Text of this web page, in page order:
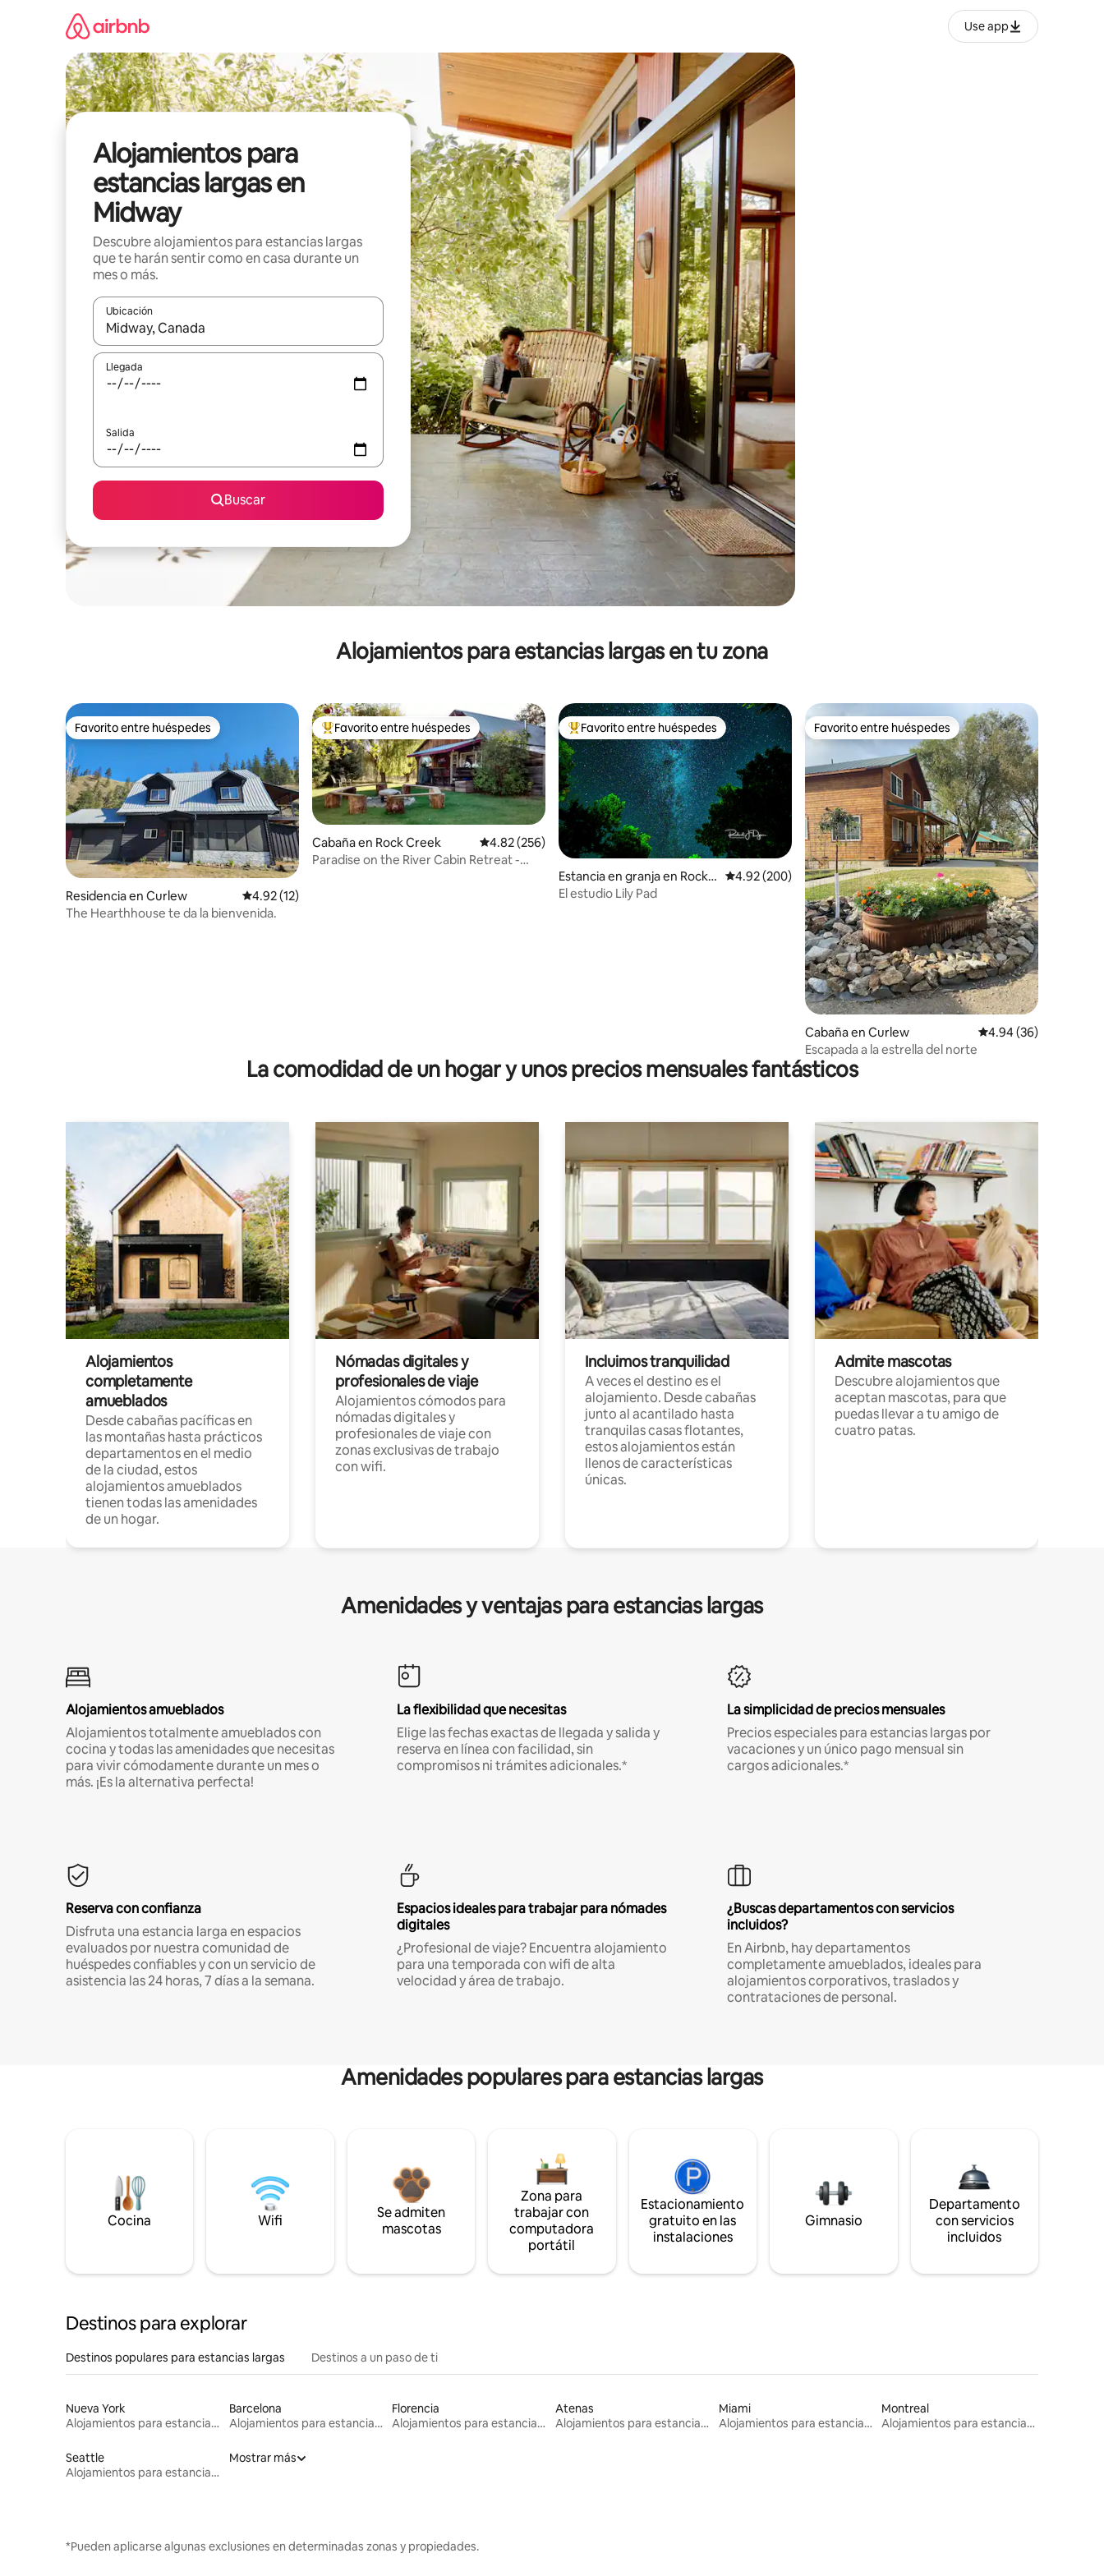
Use app
Alojamientos para
estancias largas en
Midway
Descubre alojamientos para estancias largas
que te harán sentir como en casa durante un
mes o más.
Ubicación
Cuando los resultados estén disponibles, podrás navegar usando las teclas de las flechas hacia arriba y hacia abajo, o bien tocando y deslizando la pantalla.
Llegada
Salida
Buscar
Alojamientos para estancias largas en tu zona
Favorito entre huéspedes
Favorito entre huéspedes
Residencia en Curlew Calificación promedio: 4.92 de 5; 12 evaluaciones
4.92 (12)
The Hearthhouse te da la bienvenida.
De los mejores en Favorito entre huéspedes
Favorito entre huéspedes
Cabaña en Rock Creek Calificación promedio: 4.82 de 5; 256 evaluaciones
4.82 (256)
Paradise on the River Cabin Retreat -
De los mejores en Favorito entre huéspedes
Favorito entre huéspedes
Estancia en granja en Rock
Creek
Calificación promedio: 4.92 de 5; 200 evaluaciones
4.92 (200)
El estudio Lily Pad
Favorito entre huéspedes
Favorito entre huéspedes
Cabaña en Curlew Calificación
4.94 (36)
Escapada a la estrella del norte
La comodidad de un hogar y unos precios mensuales fantásticos
Alojamientos
completamente
amueblados
Desde cabañas pacíficas en
las montañas hasta prácticos
departamentos en el medio
de la ciudad, estos
alojamientos amueblados
tienen todas las amenidades
de un hogar.
Nómadas digitales y
profesionales de viaje
Alojamientos cómodos para
nómadas digitales y
profesionales de viaje con
zonas exclusivas de trabajo
con wifi.
Incluimos tranquilidad
A veces el destino es el
alojamiento. Desde cabañas
junto al acantilado hasta
tranquilas casas flotantes,
estos alojamientos están
llenos de características
únicas.
Admite mascotas
Descubre alojamientos que
aceptan mascotas, para que
puedas llevar a tu amigo de
cuatro patas.
Amenidades y ventajas para estancias largas
Alojamientos amueblados
Alojamientos totalmente amueblados con
cocina y todas las amenidades que necesitas
para vivir cómodamente durante un mes o
más. ¡Es la alternativa perfecta!
La flexibilidad que necesitas
Elige las fechas exactas de llegada y salida y
reserva en línea con facilidad, sin
compromisos ni trámites adicionales.*
La simplicidad de precios mensuales
Precios especiales para estancias largas por
vacaciones y un único pago mensual sin
cargos adicionales.*
Reserva con confianza
Disfruta una estancia larga en espacios
evaluados por nuestra comunidad de
huéspedes confiables y con un servicio de
asistencia las 24 horas, 7 días a la semana.
Espacios ideales para trabajar para nómades
digitales
¿Profesional de viaje? Encuentra alojamiento
para una temporada con wifi de alta
velocidad y área de trabajo.
¿Buscas departamentos con servicios
incluidos?
En Airbnb, hay departamentos
completamente amueblados, ideales para
alojamientos corporativos, traslados y
contrataciones de personal.
Amenidades populares para estancias largas
Cocina Wifi
Se admiten
mascotas
Zona para
trabajar con
computadora
portátil
Estacionamiento
gratuito en las
instalaciones
Gimnasio
Departamento
con servicios
incluidos
Destinos para explorar
Destinos populares para estancias largas Destinos a un paso de ti
Nueva York
Alojamientos para estancias largas
Barcelona
Alojamientos para estancias largas
Florencia
Alojamientos para estancias largas
Atenas
Alojamientos para estancias largas
Miami
Alojamientos para estancias largas
Montreal
Alojamientos para estancias largas
Seattle
Alojamientos para estancias largas
Mostrar más
*Pueden aplicarse algunas exclusiones en determinadas zonas y propiedades.